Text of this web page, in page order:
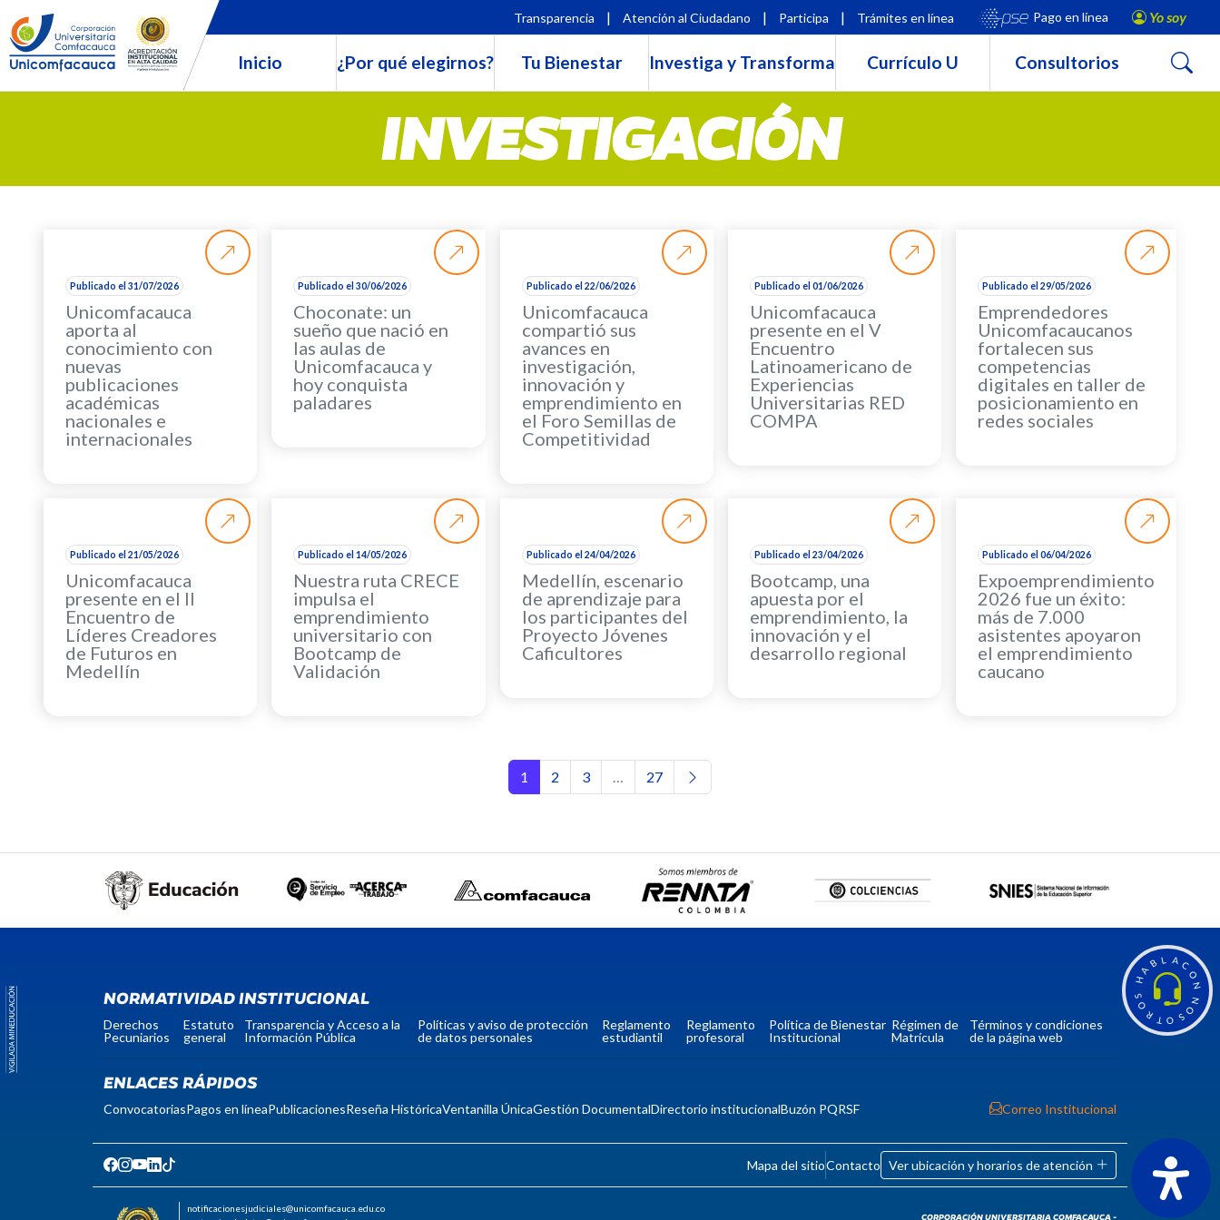
H
A
B L A C
O
N
N
O
S
O
T
R
O
S
Transparencia | Atención al Ciudadano | Participa | Trámites en línea Pago en línea Yo soy
Inicio ¿Por qué elegirnos? Tu Bienestar Investiga y Transforma Currículo U Consultorios Buscar
INVESTIGACIÓN
Publicado el 31/07/2026
Unicomfacauca
aporta al
conocimiento con
nuevas
publicaciones
académicas
nacionales e
internacionales
Publicado el 30/06/2026
Choconate: un
sueño que nació en
las aulas de
Unicomfacauca y
hoy conquista
paladares
Publicado el 22/06/2026
Unicomfacauca
compartió sus
avances en
investigación,
innovación y
emprendimiento en
el Foro Semillas de
Competitividad
Publicado el 01/06/2026
Unicomfacauca
presente en el V
Encuentro
Latinoamericano de
Experiencias
Universitarias RED
COMPA
Publicado el 29/05/2026
Emprendedores
Unicomfacaucanos
fortalecen sus
competencias
digitales en taller de
posicionamiento en
redes sociales
Publicado el 21/05/2026
Unicomfacauca
presente en el II
Encuentro de
Líderes Creadores
de Futuros en
Medellín
Publicado el 14/05/2026
Nuestra ruta CRECE
impulsa el
emprendimiento
universitario con
Bootcamp de
Validación
Publicado el 24/04/2026
Medellín, escenario
de aprendizaje para
los participantes del
Proyecto Jóvenes
Caficultores
Publicado el 23/04/2026
Bootcamp, una
apuesta por el
emprendimiento, la
innovación y el
desarrollo regional
Publicado el 06/04/2026
Expoemprendimiento
2026 fue un éxito:
más de 7.000
asistentes apoyaron
el emprendimiento
caucano
Navegación de entradas
1 2 3 … 27
NORMATIVIDAD INSTITUCIONAL
Derechos
Pecuniarios
Estatuto
general
Transparencia y Acceso a la
Información Pública
Políticas y aviso de protección
de datos personales
Reglamento
estudiantil
Reglamento
profesoral
Política de Bienestar
Institucional
Régimen de
Matrícula
Términos y condiciones
de la página web
ENLACES RÁPIDOS
ConvocatoriasPagos en líneaPublicacionesReseña HistóricaVentanilla ÚnicaGestión DocumentalDirectorio institucionalBuzón PQRSF Correo Institucional
Mapa del sitioContacto Ver ubicación y horarios de atención
notificacionesjudiciales@unicomfacauca.edu.co
CORPORACIÓN UNIVERSITARIA COMFACAUCA -